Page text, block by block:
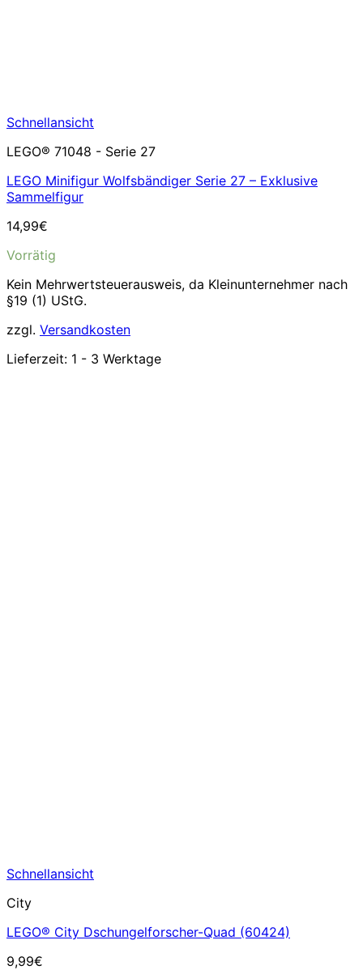
Schnellansicht
LEGO® 71048 - Serie 27
LEGO Minifigur Wolfsbändiger Serie 27 – Exklusive
Sammelfigur
14,99€
Vorrätig
Kein Mehrwertsteuerausweis, da Kleinunternehmer nach
§19 (1) UStG.
zzgl. Versandkosten
Lieferzeit: 1 - 3 Werktage
Schnellansicht
City
LEGO® City Dschungelforscher-Quad (60424)
9,99€